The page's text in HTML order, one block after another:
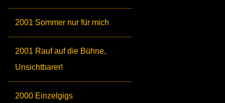
2001 Sommer nur für mich
2001 Rauf auf die Bühne,
Unsichtbarer!
2000 Einzelgigs